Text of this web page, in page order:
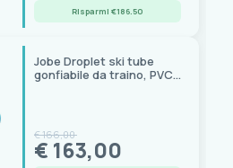
Risparmi €186.50
Jobe Droplet ski tube
gonfiabile da traino, PVC
€ 166,00
€ 163,00